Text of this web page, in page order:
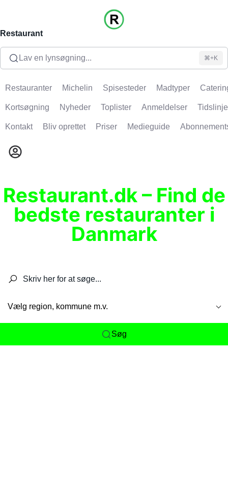
Restaurant
Lav en lynsøgning... ⌘+K
Restauranter Michelin Spisesteder Madtyper
Kortsøgning Nyheder Toplister Anmeldelser Tidslinje
Kontakt Bliv oprettet Priser Medieguide
Restaurant.dk – Find de
bedste restauranter i
Danmark
Vælg region, kommune m.v.
Søg